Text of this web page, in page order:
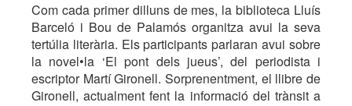
Com cada primer dilluns de mes, la biblioteca Lluís
Barceló i Bou de Palamós organitza avui la seva
tertúlia literària. Els participants parlaran avui sobre
la novel•la ‘El pont dels jueus’, del periodista i
escriptor Martí Gironell. Sorprenentment, el llibre de
Gironell, actualment fent la informació del trànsit a